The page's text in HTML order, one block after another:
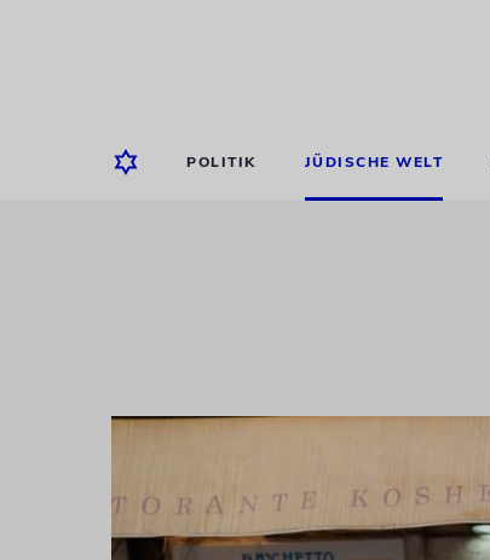
POLITIK JÜDISCHE WELT